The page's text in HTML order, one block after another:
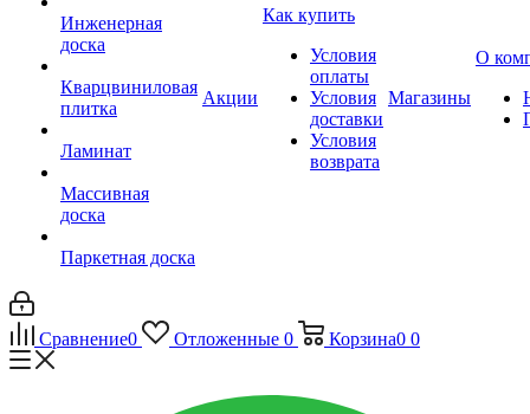
Инженерная
доска
Кварцвиниловая
плитка
Ламинат
Массивная
доска
Паркетная доска
Акции
Как купить
Условия
оплаты
Условия
доставки
Условия
возврата
Магазины
О
Сравнение0 Отложенные 0 Корзина0 0